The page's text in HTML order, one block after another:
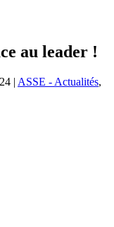
au leader !
| ASSE - Actualités,